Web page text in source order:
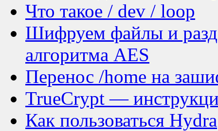
Что такое / dev / loop
Шифруем файлы и
алгоритма AES
Перенос /home на
TrueCrypt —
Как пользоваться Hydra